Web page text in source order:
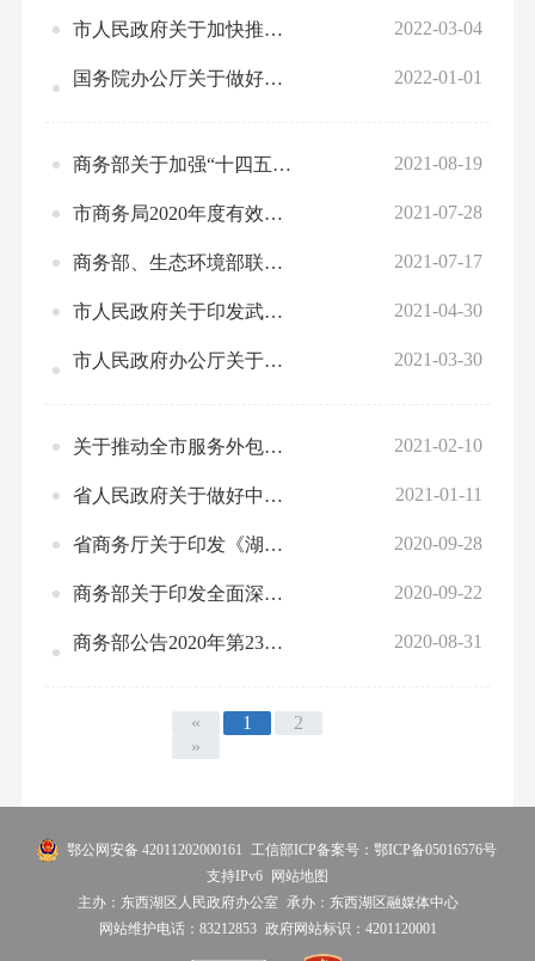
市人民政府关于加快推进我市航天产业发展的实施意见 2022-03-04
国务院办公厅关于做好跨周期调节进一步稳外贸的意见 2022-01-01
商务部关于加强“十四五”时期商务领域标准化建设的指导意见 2021-08-19
市商务局2020年度有效规章、规范性文件 2021-07-28
商务部、生态环境部联合印发《对外投资合作绿色发展工作指引》 2021-07-17
市人民政府关于印发武汉市促进中小企业稳健发展若干政策的通知 2021-04-30
市人民政府办公厅关于印发武汉市大力推进招商引资工作实施方案的通知 2021-03-30
关于推动全市服务外包加快转型升级的实施意见 2021-02-10
省人民政府关于做好中国（湖北）自由贸易试验区第五批改革试点经验复制推广工作的通知 2021-01-11
省商务厅关于印发《湖北省制止餐饮浪费行业规范（试行）》的通知 2020-09-28
商务部关于印发全面深化服务贸易创新发展试点总体方案的通知 2020-09-22
商务部公告2020年第23号 关于调整《实行进口报告管理的大宗农产品目录》 的公告 2020-08-31
« 1
2
»
鄂公网安备 42011202000161
工信部ICP备案号：鄂ICP备05016576号
支持IPv6 网站地图
主办：东西湖区人民政府办公室
承办：东西湖区融媒体中心
网站维护电话：83212853 政府网站标识：4201120001